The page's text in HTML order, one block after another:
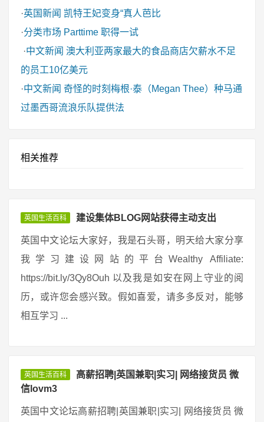
·英国新闻 凯特王妃变身“真人芭比
·分类市场 Parttime 职得一试
·中文新闻 澳大利亚两家最大的食品商店欠薪水不足
的员工10亿美元
·中文新闻 奇怪的时刻梅根·泰（Megan Thee）种马通
过墨西哥流浪乐队提供法
相关推荐
英国生活百科 建设集体BLOG网站获得主动支出
英国中文论坛大家好，我是石头哥，明天给大家分享
我学习建设网站的平台Wealthy Affiliate:
https://bit.ly/3Qy8Ouh 以及我是如安在网上守业的阅
历，或许您会感兴致。假如喜爱，请多多反对，能够
相互学习 ...
英国生活百科
高薪招聘|英国兼职|实习| 网络接货员 微
信lovm3
英国中文论坛高薪招聘|英国兼职|实习| 网络接货员 微